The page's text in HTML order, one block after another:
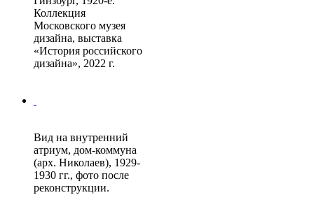
Коллекция
Московского музея
дизайна, выставка
«История российского
дизайна», 2022 г.
Вид на внутренний
атриум, дом-коммуна
(арх. Николаев), 1929-
1930 гг., фото после
реконструкции.